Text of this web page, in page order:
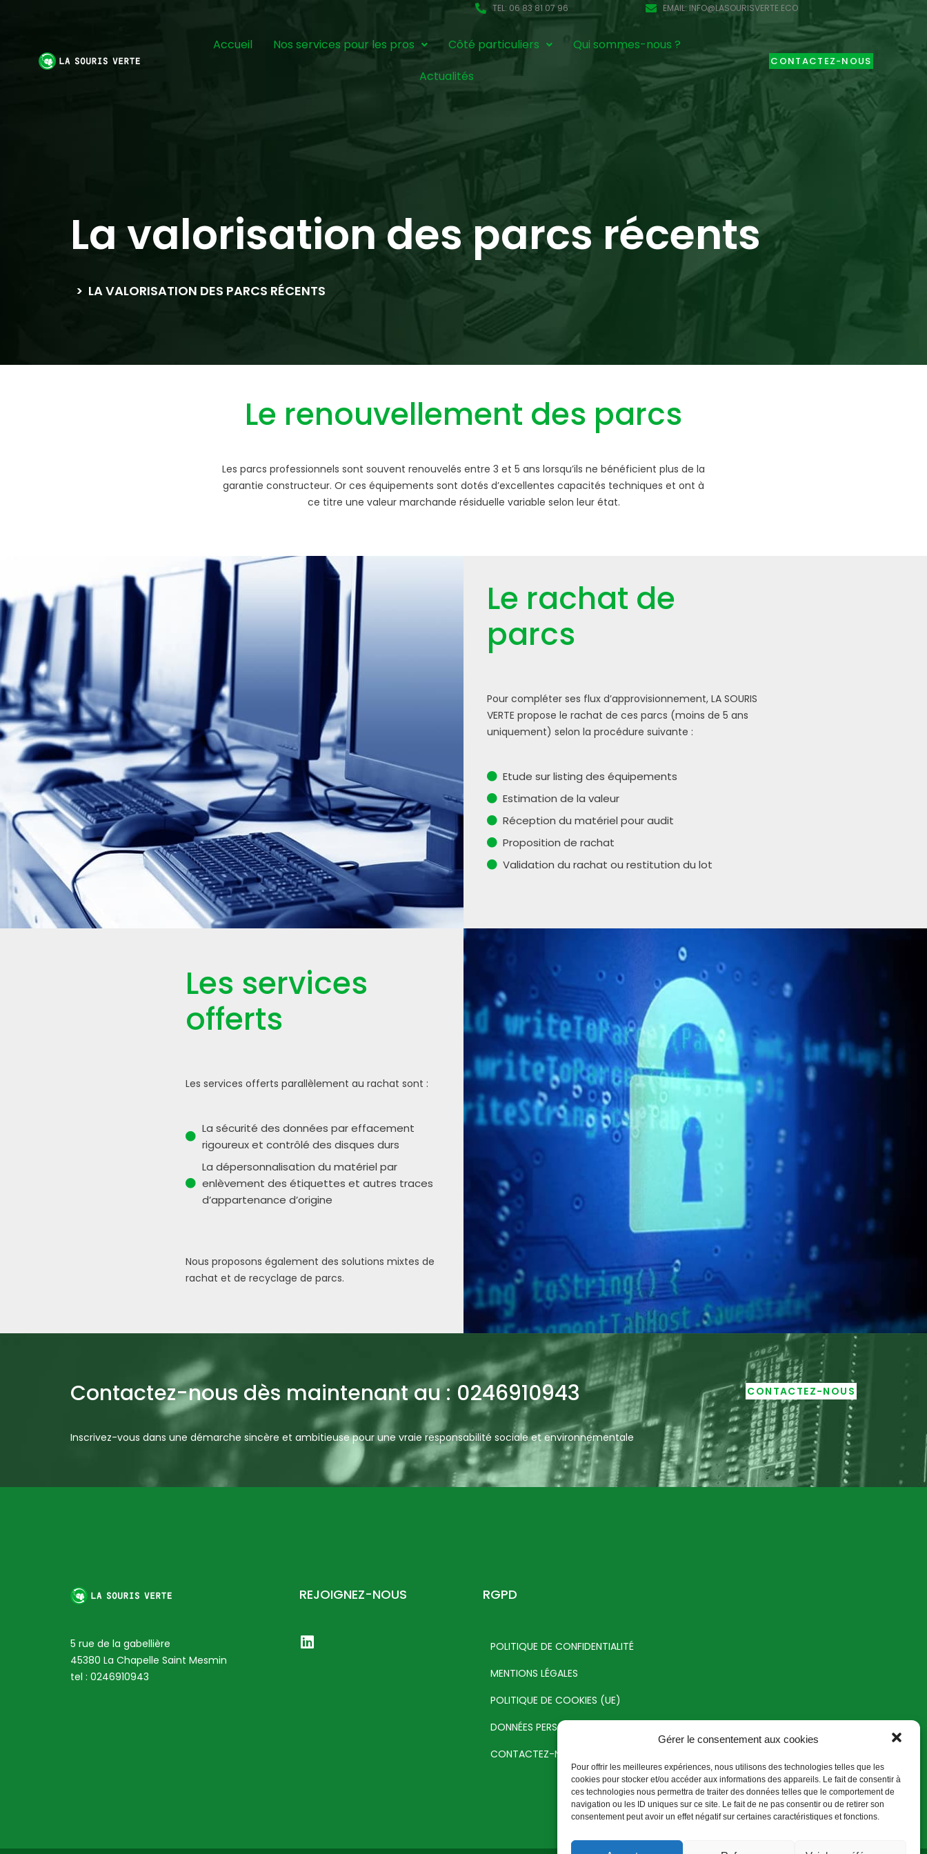
Gérer le consentement aux cookies
Pour offrir les meilleures expériences, nous utilisons des technologies telles que les
cookies pour stocker et/ou accéder aux informations des appareils. Le fait de consentir à
ces technologies nous permettra de traiter des données telles que le comportement de
navigation ou les ID uniques sur ce site. Le fait de ne pas consentir ou de retirer son
consentement peut avoir un effet négatif sur certaines caractéristiques et fonctions.
TEL: 06 83 81 07 96 EMAIL: INFO@LASOURISVERTE.ECO
Accueil Nos services pour les pros Côté particuliers
Qui sommes-nous ?
Actualités
CONTACTEZ-NOUS
La valorisation des parcs récents
> LA VALORISATION DES PARCS RÉCENTS
Le renouvellement des parcs
Les parcs professionnels sont souvent renouvelés entre 3 et 5 ans lorsqu’ils ne bénéficient plus de la
garantie constructeur. Or ces équipements sont dotés d’excellentes capacités techniques et ont à
ce titre une valeur marchande résiduelle variable selon leur état.
Le rachat de
parcs
Pour compléter ses flux d’approvisionnement, LA SOURIS
VERTE propose le rachat de ces parcs (moins de 5 ans
uniquement) selon la procédure suivante :
Etude sur listing des équipements
Estimation de la valeur
Réception du matériel pour audit
Proposition de rachat
Validation du rachat ou restitution du lot
Les services
offerts
Les services offerts parallèlement au rachat sont :
La sécurité des données par effacement
rigoureux et contrôlé des disques durs
La dépersonnalisation du matériel par
enlèvement des étiquettes et autres traces
d’appartenance d’origine
Nous proposons également des solutions mixtes de
rachat et de recyclage de parcs.
Contactez-nous dès maintenant au : 0246910943
Inscrivez-vous dans une démarche sincère et ambitieuse pour une vraie responsabilité sociale et environnementale
CONTACTEZ-NOUS
5 rue de la gabellière
45380 La Chapelle Saint Mesmin
tel : 0246910943
REJOIGNEZ-NOUS RGPD
POLITIQUE DE CONFIDENTIALITÉ
MENTIONS LÉGALES
POLITIQUE DE COOKIES (UE)
DONNÉES PERSONNELLES
CONTACTEZ-NOUS